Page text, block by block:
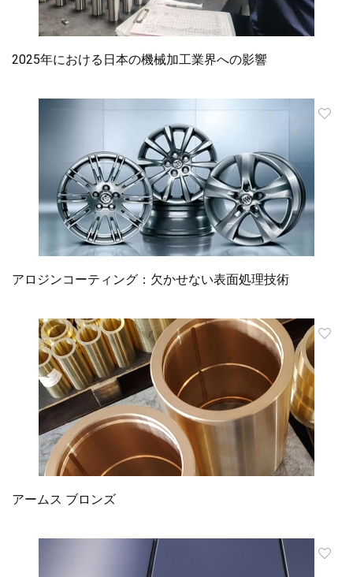
2025年における日本の機械加工業界への影響
アロジンコーティング：欠かせない表面処理技術
アームス ブロンズ